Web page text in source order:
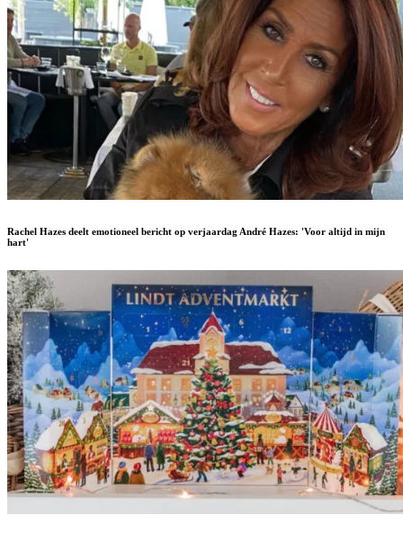
Rachel Hazes deelt emotioneel bericht op verjaardag André Hazes: 'Voor altijd in mijn
hart'